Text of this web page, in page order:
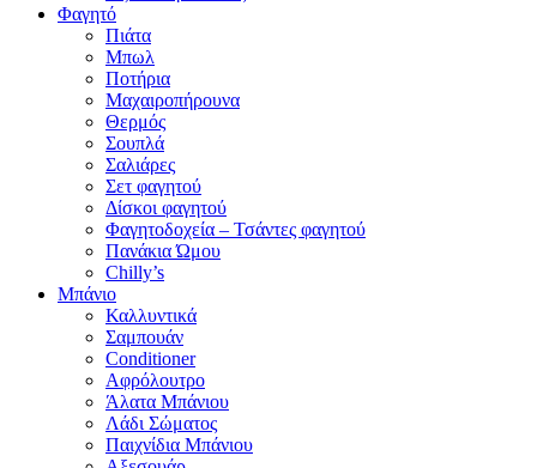
Φαγητό
Πιάτα
Μπωλ
Ποτήρια
Μαχαιροπήρουνα
Θερμός
Σουπλά
Σαλιάρες
Σετ φαγητού
Δίσκοι φαγητού
Φαγητοδοχεία – Τσάντες φαγητού
Πανάκια Ώμου
Chilly’s
Μπάνιο
Καλλυντικά
Σαμπουάν
Conditioner
Αφρόλουτρο
Άλατα Μπάνιου
Λάδι Σώματος
Παιχνίδια Μπάνιου